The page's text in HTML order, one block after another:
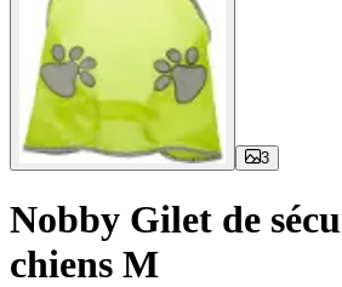
3
Nobby Gilet de
chiens M